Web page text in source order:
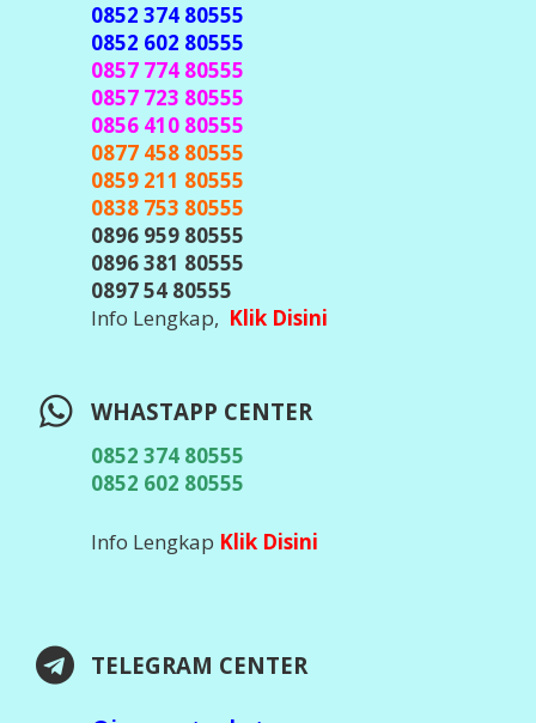
0852 374 80555
0852 602 80555
0857 774 80555
0857 723 80555
0856 410 80555
0877 458 80555
0859 211 80555
0838 753 80555
0896 959 80555
0896 381 80555
0897 54 80555
Info Lengkap, Klik Disini
WHASTAPP CENTER
0852 374 80555
0852 602 80555
Info Lengkap Klik Disini
TELEGRAM CENTER